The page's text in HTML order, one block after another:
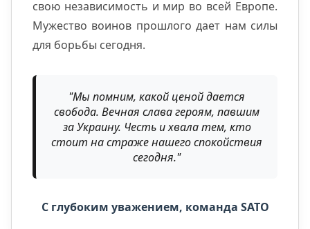
свою независимость и мир во всей Европе.
Мужество воинов прошлого дает нам силы
для борьбы сегодня.
"Мы помним, какой ценой дается
свобода. Вечная слава героям, павшим
за Украину. Честь и хвала тем, кто
стоит на страже нашего спокойствия
сегодня."
С глубоким уважением, команда SATO